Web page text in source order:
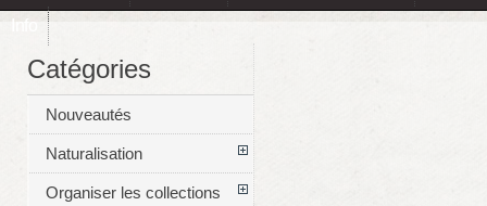
Info
Catégories
Nouveautés
Naturalisation
Organiser les collections